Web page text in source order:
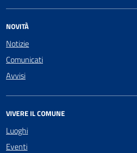
NOVITÀ
Notizie
Comunicati
Avvisi
VIVERE IL COMUNE
Luoghi
Eventi